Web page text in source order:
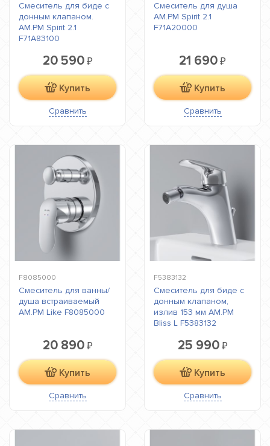
Смеситель для биде с
донным клапаном.
AM.PM Spirit 2.1
F71A83100
20 590₽
Купить
Сравнить
Смеситель для душа
AM.PM Spirit 2.1
F71A20000
21 690 ₽
Купить
Сравнить
F8085000
Cмеситель для ванны/
душа встраиваемый
AM.PM Like F8085000
20 890₽
Купить
Сравнить
F5383132
Смеситель для биде с
донным клапаном,
излив 153 мм AM.PM
Bliss L F5383132
25 990₽
Купить
Сравнить